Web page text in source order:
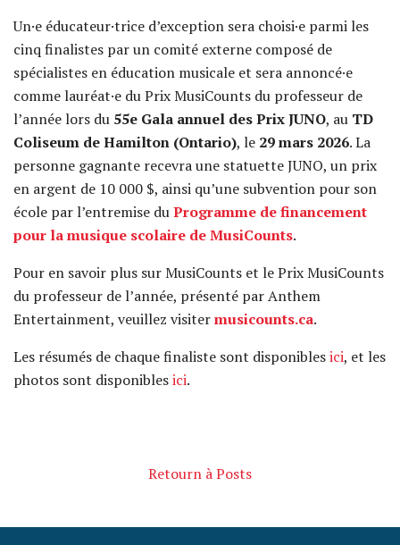
Un·e éducateur·trice d’exception sera choisi·e parmi les
cinq finalistes par un comité externe composé de
spécialistes en éducation musicale et sera annoncé·e
comme lauréat·e du Prix MusiCounts du professeur de
l’année lors du 55e Gala annuel des Prix JUNO, au TD
Coliseum de Hamilton (Ontario), le 29 mars 2026. La
personne gagnante recevra une statuette JUNO, un prix
en argent de 10 000 $, ainsi qu’une subvention pour son
école par l’entremise duProgramme de financement
pour la musique scolaire de MusiCounts.
Pour en savoir plus sur MusiCounts et le Prix MusiCounts
du professeur de l’année, présenté par Anthem
Entertainment, veuillez visitermusicounts.ca.
Les résumés de chaque finaliste sont disponiblesici, et les
photos sont disponiblesici.
Retourn à Posts